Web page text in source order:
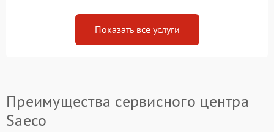
Показать все услуги
Преимущества сервисного центра
Saeco